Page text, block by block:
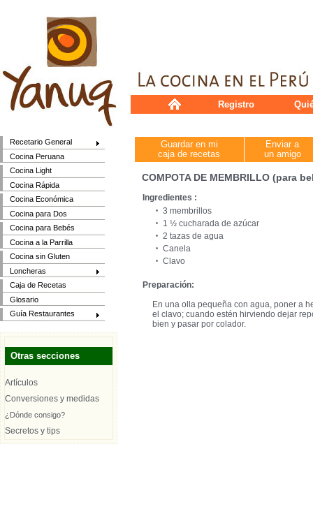
Recetario General
Cocina Peruana
Cocina Light
Cocina Rápida
Cocina Económica
Cocina para Dos
Cocina para Bebés
Cocina a la Parrilla
Cocina sin Gluten
Loncheras
Caja de Recetas
Glosario
Guía Restaurantes
Otras secciones
Artículos
Conversiones y medidas
¿Dónde consigo?
Secretos y tips
Registro
Guardar en mi
caja de recetas
Enviar a
un amigo
COMPOTA DE MEMBRILLO (para
Ingredientes :
3 membrillos
1 ½ cucharada de azúcar
2 tazas de agua
Canela
Clavo
Preparación:
En una olla pequeña con agua, poner a
el clavo; cuando estén hirviendo dejar
bien y pasar por colador.